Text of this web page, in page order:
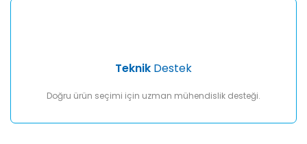
Teknik Destek
Doğru ürün seçimi için uzman mühendislik desteği.